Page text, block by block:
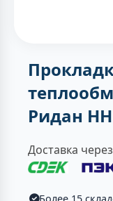
Ридан
Доставка